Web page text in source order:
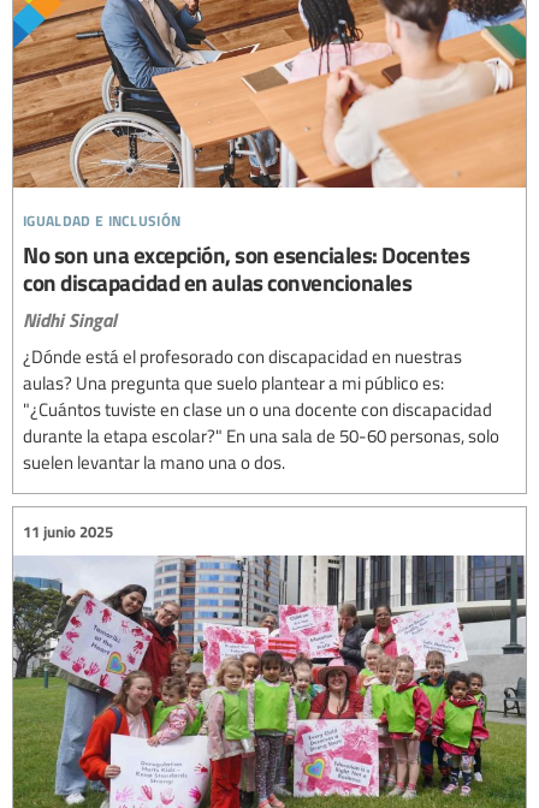
igualdad e inclusión
No son una excepción, son esenciales: Docentes
con discapacidad en aulas convencionales
Nidhi Singal
¿Dónde está el profesorado con discapacidad en nuestras
aulas? Una pregunta que suelo plantear a mi público es:
"¿Cuántos tuviste en clase un o una docente con discapacidad
durante la etapa escolar?" En una sala de 50-60 personas, solo
suelen levantar la mano una o dos.
11 junio 2025